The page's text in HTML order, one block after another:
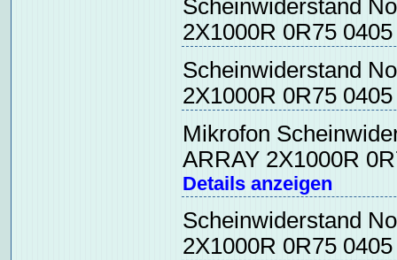
Scheinwiderstand
2X1000R 0R75
Scheinwiderstand
2X1000R 0R75
Mikrofon
ARRAY 2X1000R
Details anzeigen
Scheinwiderstand
2X1000R 0R75